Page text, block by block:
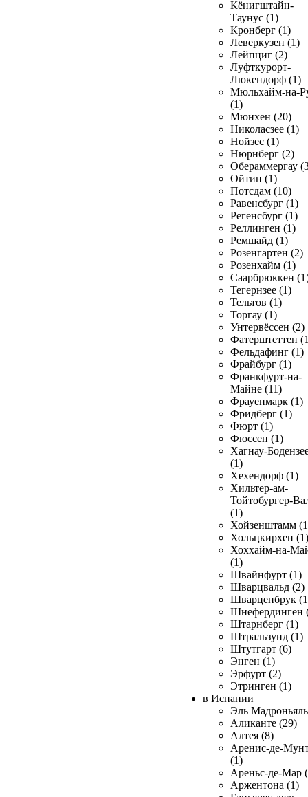
Кёнигштайн-
Таунус (1)
Кронберг (1)
Леверкузен (1)
Лейпциг (2)
Луфткурорт-
Люкендорф (1)
Мюльхайм-на-
(1)
Мюнхен (20)
Николасзее (1)
Нойзес (1)
Нюрнберг (2)
Обераммергау
Ойтин (1)
Потсдам (10)
Равенсбург (1)
Регенсбург (1)
Реллинген (1)
Ремшайд (1)
Розенгартен (2)
Розенхайм (1)
Саарбрюккен
Тегернзее (1)
Тельтов (1)
Торгау (1)
Унтервёссен (2)
Фатерштеттен
Фельдафинг (1)
Фрайбург (1)
Франкфурт-на-
Майне (11)
Фрауенмарк (1)
Фридберг (1)
Фюрт (1)
Фюссен (1)
Хагнау-
(1)
Хехендорф (1)
Хильтер-ам-
Тойтобургер-
(1)
Хойзенштамм
Хольцкирхен (1)
Хоххайм-на-
(1)
Швайнфурт (1)
Шварцвальд (2)
Шварценбрук
Шнефердинген
Штарнберг (1)
Штральзунд (1)
Штутгарт (6)
Энген (1)
Эрфурт (2)
Этринген (1)
в Испании
Эль
Аликанте (29)
Алтея (8)
Аренис-де-
(1)
Ареньс-де-Мар
Аржентона (1)